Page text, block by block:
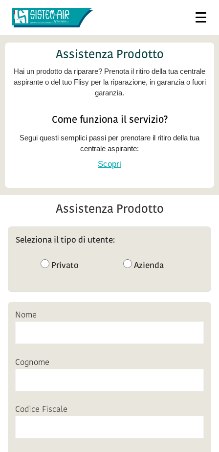
Assistenza Prodotto
Hai un prodotto da riparare? Prenota il ritiro della tua centrale
aspirante o del tuo Flisy per la riparazione, in garanzia o fuori
garanzia.
Come funziona il servizio?
Segui questi semplici passi per prenotare il ritiro della tua
centrale aspirante:
Scopri
Assistenza Prodotto
Seleziona il tipo di utente:
Privato Azienda
Nome
Cognome
Codice Fiscale